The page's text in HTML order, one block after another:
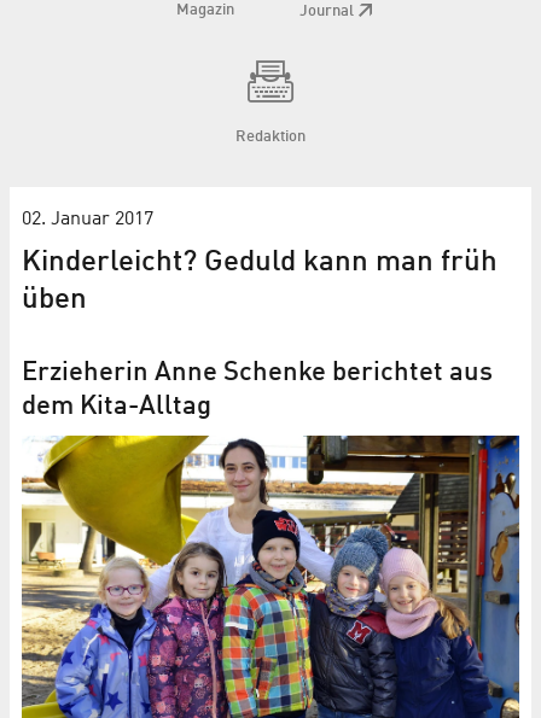
Magazin
Journal
Redaktion
02. Januar 2017
Kinderleicht? Geduld kann man früh
üben
Erzieherin Anne Schenke berichtet aus
dem Kita-Alltag